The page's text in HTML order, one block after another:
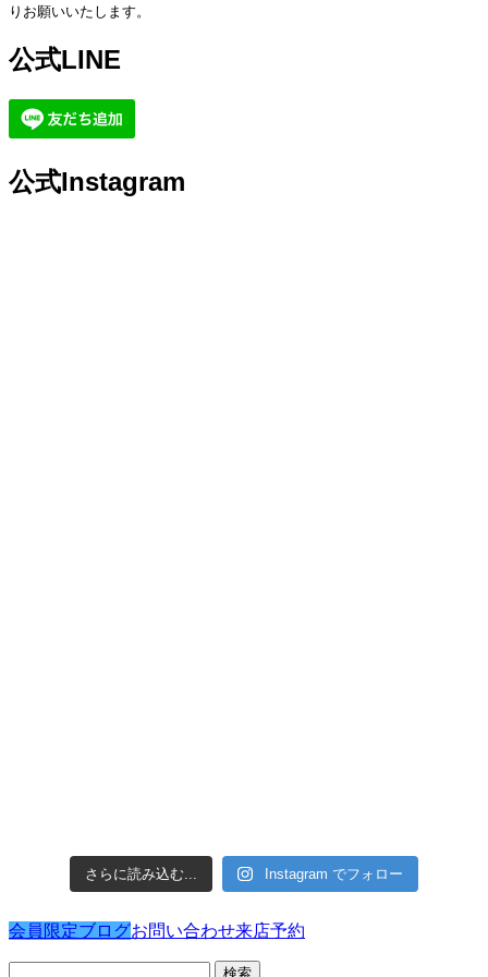
りお願いいたします。
公式LINE
公式Instagram
さらに読み込む... Instagram でフォロー
会員限定ブログお問い合わせ来店予約